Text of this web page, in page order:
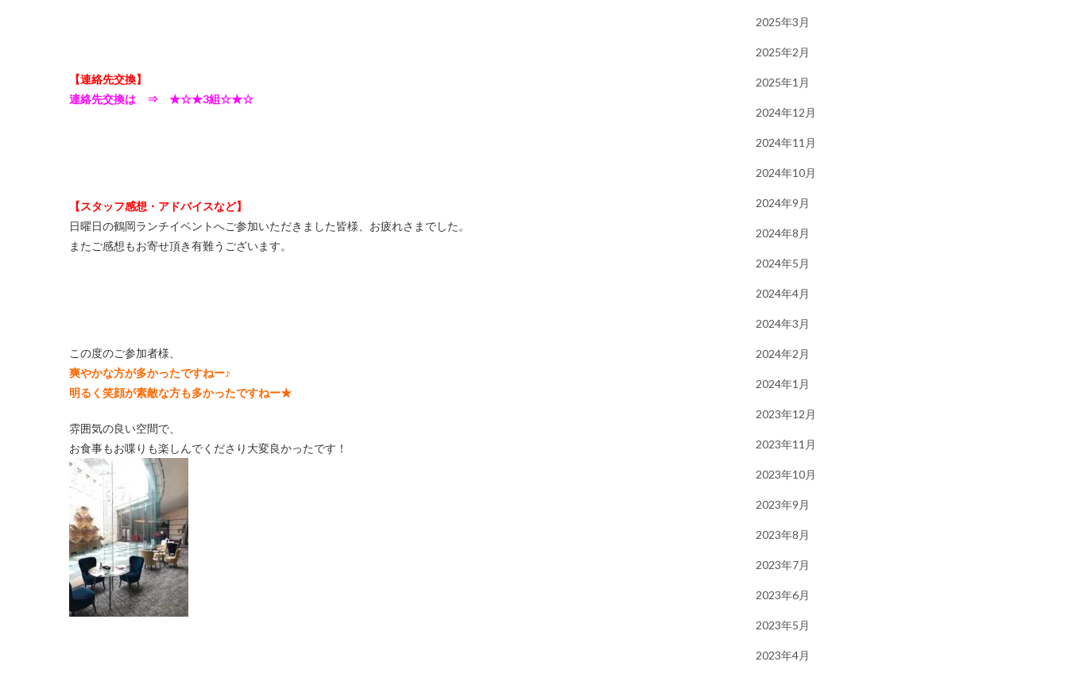
【連絡先交換】
連絡先交換は ⇒ ★☆★3組☆★☆
【スタッフ感想・アドバイスなど】
日曜日の鶴岡ランチイベントへご参加いただきました皆様、お疲れさまでした。
またご感想もお寄せ頂き有難うございます。
この度のご参加者様、
爽やかな方が多かったですねー♪
明るく笑顔が素敵な方も多かったですねー★
雰囲気の良い空間で、
お食事もお喋りも楽しんでくださり大変良かったです！
2025年3月
2025年2月
2025年1月
2024年12月
2024年11月
2024年10月
2024年9月
2024年8月
2024年5月
2024年4月
2024年3月
2024年2月
2024年1月
2023年12月
2023年11月
2023年10月
2023年9月
2023年8月
2023年7月
2023年6月
2023年5月
2023年4月